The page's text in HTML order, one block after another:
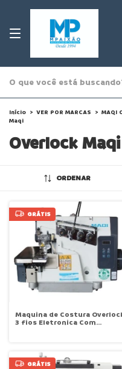
Início > VER POR MARCAS > MAQI
Maqi
Overlock Maqi
ORDENAR
GRÁTIS
Maquina de Costura
3 fios Eletronica Com
GRÁTIS